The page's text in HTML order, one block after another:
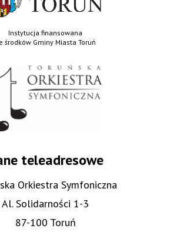
Instytucja finansowana
środków Gminy Miasta Toruń
teleadresowe
Orkiestra Symfoniczna
Al. Solidarności 1-3
87-100 Toruń